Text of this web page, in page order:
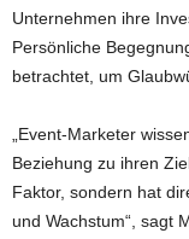
Unternehmen ihre
Persönliche
betrachtet, um
„Event-Marketer
Beziehung zu ihren
Faktor, sondern hat
und Wachstum“, sagt